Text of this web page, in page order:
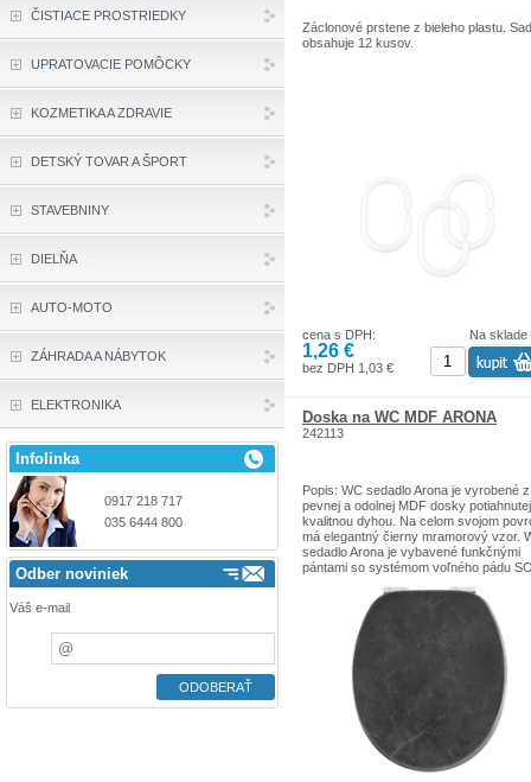
Záclonové prstene z bieleho plastu.
obsahuje 12 kusov.
Na sklade
cena s DPH:
1,26 €
bez DPH 1,03 €
Doska na WC MDF ARONA
242113
Popis: WC sedadlo Arona je vyrobené z
pevnej a odolnej MDF dosky potiahnutej
kvalitnou dyhou. Na celom svojom
má elegantný čierny mramorový vzor.
sedadlo Arona je vybavené funkčnými
pántami so systémom voľného pádu
hodí na väčšinu klasických WC mís.
dispozícii s inštalačnou súpravou.
Univerzálne WC sedadlo je možné
vybranými modelmi WC misy od
Koło, Roca (zoznam nižšie). Cerstanit:
cleanOn závesná misa, Cersania
závesná misa, Delfi závesná misa,
kompaktné WC, Arteco kompaktné WC,
Cersania simpleOn kompaktné WC
WC misa Rekord, Roca Idol záchodová
misa: záchodová misa Victoria,
ČISTIACE PROSTRIEDKY
UPRATOVACIE POMÔCKY
KOZMETIKA A ZDRAVIE
DETSKÝ TOVAR A ŠPORT
STAVEBNINY
DIELŇA
AUTO-MOTO
ZÁHRADA A NÁBYTOK
ELEKTRONIKA
Infolinka
0917 218 717
035 6444 800
Odber noviniek
Váš e-mail